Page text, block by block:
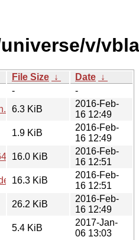
v/
File Size ↓ Date ↓
-
-
6.3 KiB
2016-Feb-
16 12:49
1.9 KiB
2016-Feb-
16 12:49
16.0 KiB
2016-Feb-
16 12:51
16.3 KiB
2016-Feb-
16 12:51
26.2 KiB
2016-Feb-
16 12:49
5.4 KiB
2017-Jan-
06 13:03